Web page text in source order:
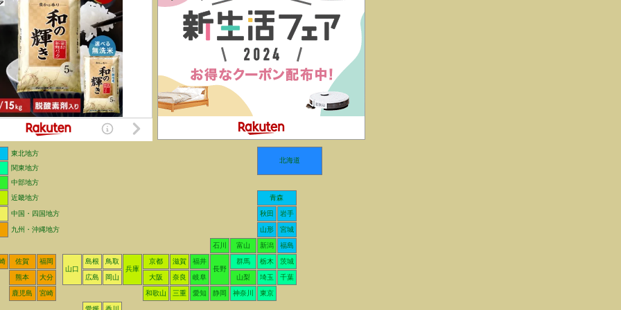
東北地方
北海道
関東地方
中部地方
近畿地方
青森
中国・四国地方 秋田 岩手
九州・沖縄地方 山形 宮城
石川 富山 新潟 福島
佐賀
福岡
山口
島根
鳥取
兵庫
京都 滋賀
福井
長野
群馬 栃木 茨城
熊本 大分 広島 岡山 大阪 奈良 岐阜 山梨 埼玉 千葉
鹿児島 宮崎 和歌山 三重 愛知 静岡 神奈川 東京